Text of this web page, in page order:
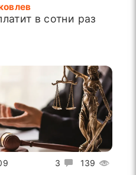
в сотни раз
3 139